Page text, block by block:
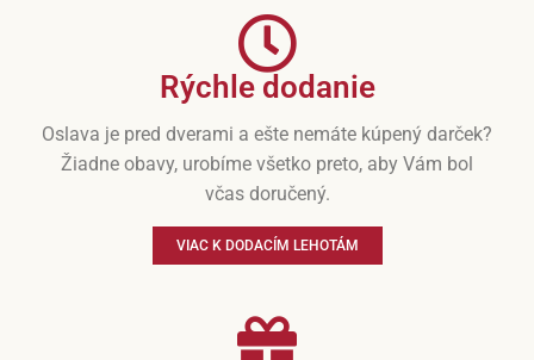
Rýchle dodanie
Oslava je pred dverami a ešte nemáte kúpený darček?
Žiadne obavy, urobíme všetko preto, aby Vám bol
včas doručený.
VIAC K DODACÍM LEHOTÁM